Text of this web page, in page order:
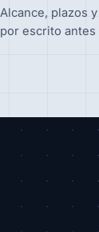
Alcance, plazos
por escrito antes